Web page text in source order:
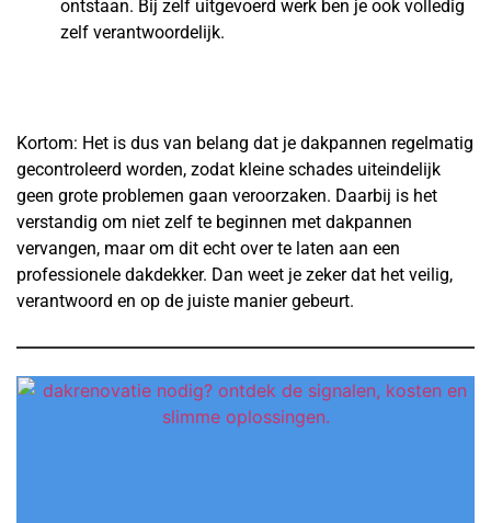
ontstaan. Bij zelf uitgevoerd werk ben je ook volledig
zelf verantwoordelijk.
Kortom: Het is dus van belang dat je dakpannen regelmatig
gecontroleerd worden, zodat kleine schades uiteindelijk
geen grote problemen gaan veroorzaken. Daarbij is het
verstandig om niet zelf te beginnen met dakpannen
vervangen, maar om dit echt over te laten aan een
professionele dakdekker. Dan weet je zeker dat het veilig,
verantwoord en op de juiste manier gebeurt.